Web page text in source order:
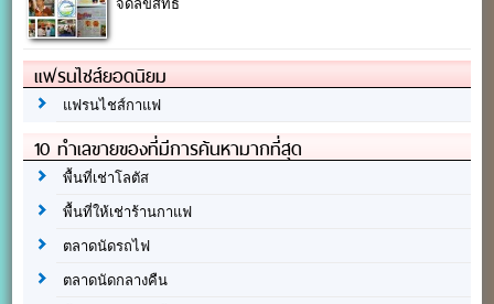
จดลิขสิทธิ์
แฟรนไชส์ยอดนิยม
แฟรนไชส์กาแฟ
10 ทำเลขายของที่มีการค้นหามากที่สุด
พื้นที่เช่าโลตัส
พื้นที่ให้เช่าร้านกาแฟ
ตลาดนัดรถไฟ
ตลาดนัดกลางคืน